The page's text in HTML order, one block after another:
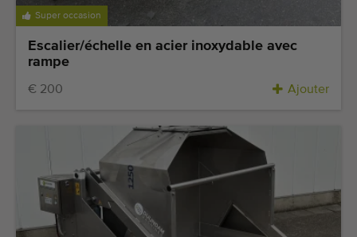
Super occasion
Escalier/échelle en acier inoxydable avec
rampe
€ 200 Ajouter